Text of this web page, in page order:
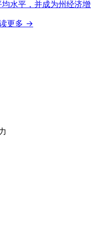
水平，并成为州经济增
更多 →